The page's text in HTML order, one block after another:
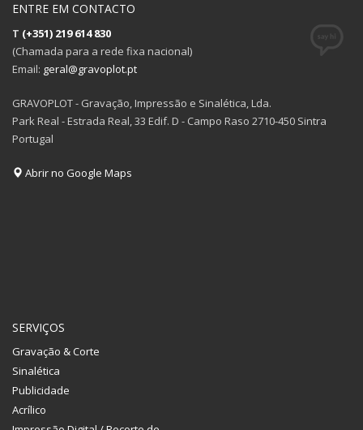
ENTRE EM CONTACTO
T (+351) 219 614 830
(Chamada para a rede fixa nacional)
Email: geral@gravoplot.pt
GRAVOPLOT - Gravação, Impressão e Sinalética, Lda.
Park Real - Estrada Real, 33 Edif. D - Campo Raso 2710-450 Sintra
Portugal
Abrir no Google Maps
SERVIÇOS
Gravação & Corte
Sinalética
Publicidade
Acrílico